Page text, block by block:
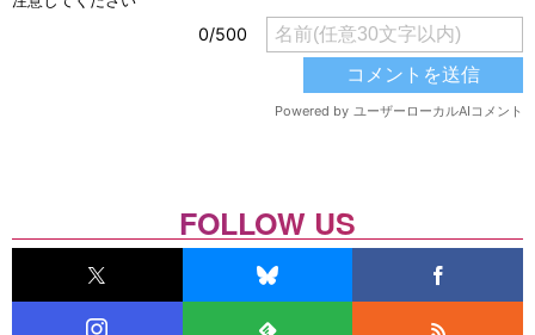
FOLLOW US